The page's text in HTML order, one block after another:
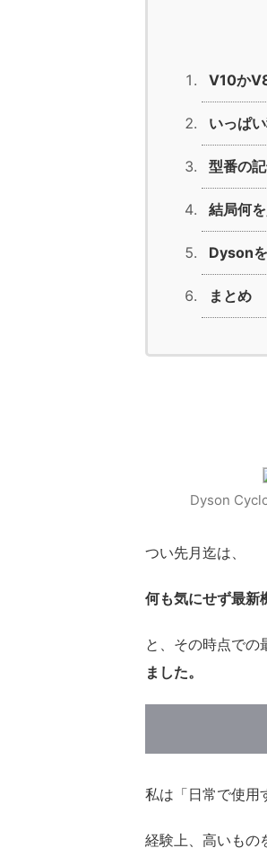
V10か
いっぱ
型番の
結局何
Dyson
まとめ
Dyson
つい先月迄は、
何も気にせず最新
と、その時点での
ました。
私は「日常で使用
経験上、高いもの